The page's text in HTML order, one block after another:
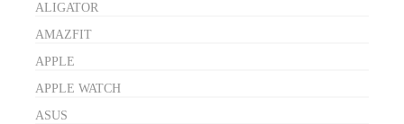
ALIGATOR
AMAZFIT
APPLE
APPLE WATCH
ASUS